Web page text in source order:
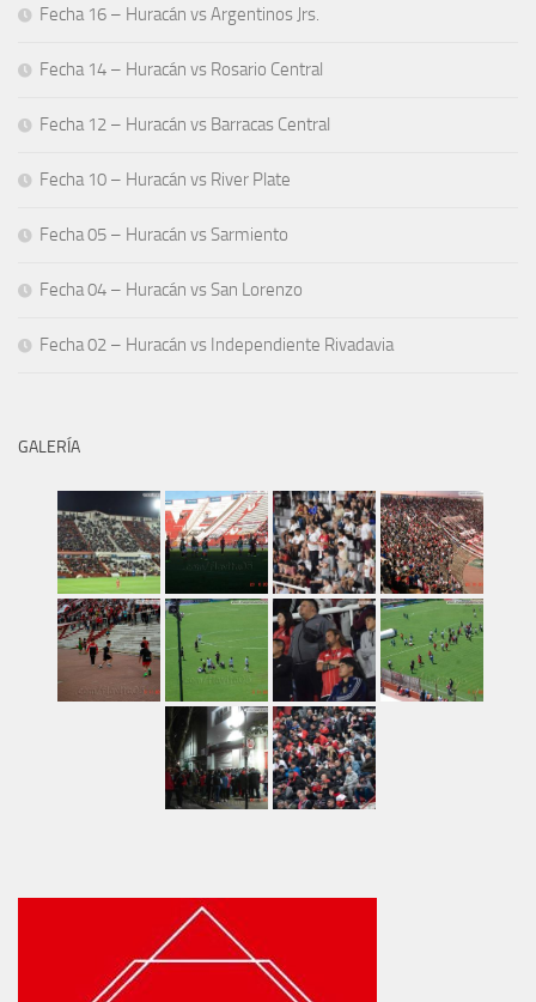
Fecha 16 – Huracán vs Argentinos Jrs.
Fecha 14 – Huracán vs Rosario Central
Fecha 12 – Huracán vs Barracas Central
Fecha 10 – Huracán vs River Plate
Fecha 05 – Huracán vs Sarmiento
Fecha 04 – Huracán vs San Lorenzo
Fecha 02 – Huracán vs Independiente Rivadavia
GALERÍA